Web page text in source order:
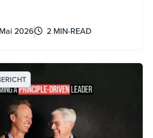
und Unsicherheiten
2026 2 MIN-READ